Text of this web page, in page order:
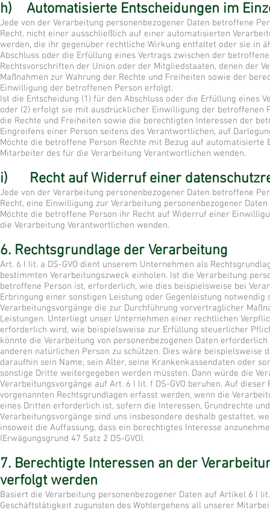
h) Automatisierte Entscheidungen im
Jede von der Verarbeitung personenbezogener Daten betroffene
Recht, nicht einer ausschließlich auf einer automatisierten
werden, die ihr gegenüber rechtliche Wirkung entfaltet oder sie in
Abschluss oder die Erfüllung eines Vertrags zwischen der
Rechtsvorschriften der Union oder der Mitgliedstaaten, denen der
Maßnahmen zur Wahrung der Rechte und Freiheiten sowie der
Einwilligung der betroffenen Person erfolgt.
Ist die Entscheidung (1) für den Abschluss oder die Erfüllung
oder (2) erfolgt sie mit ausdrücklicher Einwilligung der betroffenen
die Rechte und Freiheiten sowie die berechtigten Interessen der
Eingreifens einer Person seitens des Verantwortlichen, auf
Möchte die betroffene Person Rechte mit Bezug auf
Mitarbeiter des für die Verarbeitung Verantwortlichen wenden.
i) Recht auf Widerruf einer
Jede von der Verarbeitung personenbezogener Daten betroffene
Recht, eine Einwilligung zur Verarbeitung personenbezogener
Möchte die betroffene Person ihr Recht auf Widerruf einer
die Verarbeitung Verantwortlichen wenden.
6. Rechtsgrundlage der Verarbeitung
Art. 6 I lit. a DS-GVO dient unserem Unternehmen als
bestimmten Verarbeitungszweck einholen. Ist die Verarbeitung
betroffene Person ist, erforderlich, wie dies beispielsweise bei
Erbringung einer sonstigen Leistung oder Gegenleistung
Verarbeitungsvorgänge die zur Durchführung vorvertraglicher
Leistungen. Unterliegt unser Unternehmen einer rechtlichen
erforderlich wird, wie beispielsweise zur Erfüllung steuerlicher
könnte die Verarbeitung von personenbezogenen Daten
anderen natürlichen Person zu schützen. Dies wäre
daraufhin sein Name, sein Alter, seine Krankenkassendaten oder
sonstige Dritte weitergegeben werden müssten. Dann würde die
Verarbeitungsvorgänge auf Art. 6 I lit. f DS-GVO beruhen. Auf
vorgenannten Rechtsgrundlagen erfasst werden, wenn die
eines Dritten erforderlich ist, sofern die Interessen, Grundrechte
Verarbeitungsvorgänge sind uns insbesondere deshalb gestattet,
insoweit die Auffassung, dass ein berechtigtes Interesse
(Erwägungsgrund 47 Satz 2 DS-GVO).
7. Berechtigte Interessen an der
verfolgt werden
Basiert die Verarbeitung personenbezogener Daten auf Artikel 6 I
Geschäftstätigkeit zugunsten des Wohlergehens all unserer